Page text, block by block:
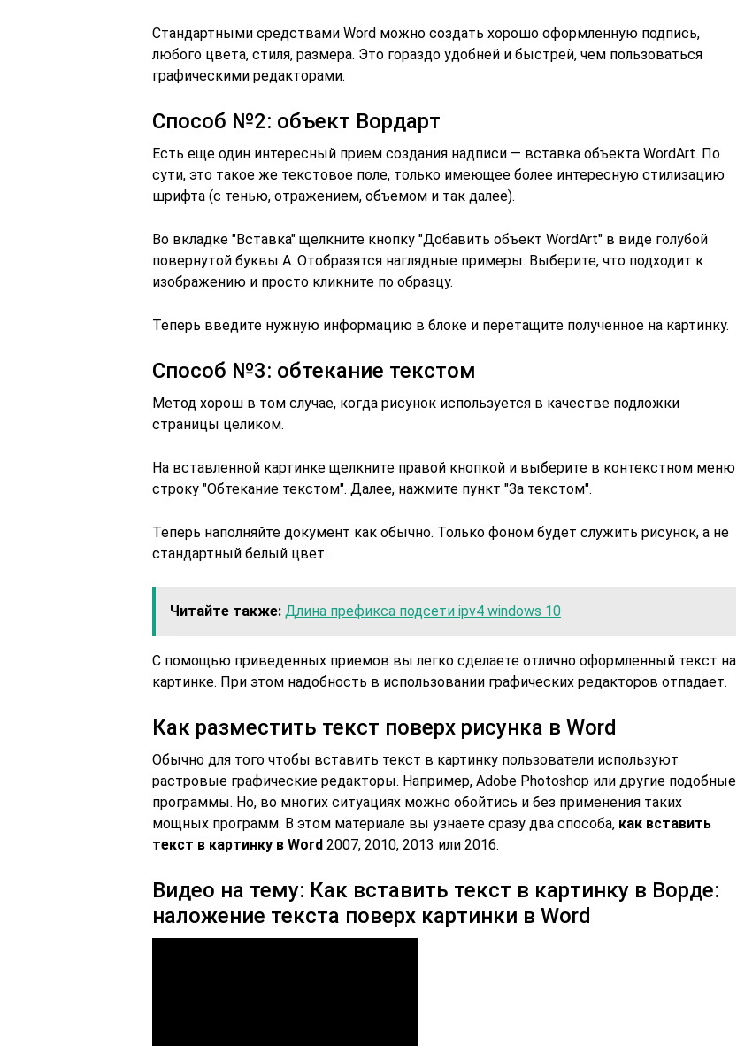
Стандартными средствами Word можно создать хорошо оформленную подпись,
любого цвета, стиля, размера. Это гораздо удобней и быстрей, чем пользоваться
графическими редакторами.
Способ №2: объект Вордарт
Есть еще один интересный прием создания надписи — вставка объекта WordArt. По
сути, это такое же текстовое поле, только имеющее более интересную стилизацию
шрифта (с тенью, отражением, объемом и так далее).
Во вкладке "Вставка" щелкните кнопку "Добавить объект WordArt" в виде голубой
повернутой буквы А. Отобразятся наглядные примеры. Выберите, что подходит к
изображению и просто кликните по образцу.
Теперь введите нужную информацию в блоке и перетащите полученное на картинку.
Способ №3: обтекание текстом
Метод хорош в том случае, когда рисунок используется в качестве подложки
страницы целиком.
На вставленной картинке щелкните правой кнопкой и выберите в контекстном меню
строку "Обтекание текстом". Далее, нажмите пункт "За текстом".
Теперь наполняйте документ как обычно. Только фоном будет служить рисунок, а не
стандартный белый цвет.
Читайте также: Длина префикса подсети ipv4 windows 10
С помощью приведенных приемов вы легко сделаете отлично оформленный текст на
картинке. При этом надобность в использовании графических редакторов отпадает.
Как разместить текст поверх рисунка в Word
Обычно для того чтобы вставить текст в картинку пользователи используют
растровые графические редакторы. Например, Adobe Photoshop или другие подобные
программы. Но, во многих ситуациях можно обойтись и без применения таких
мощных программ. В этом материале вы узнаете сразу два способа, как вставить
текст в картинку в Word 2007, 2010, 2013 или 2016.
Видео на тему: Как вставить текст в картинку в Ворде:
наложение текста поверх картинки в Word